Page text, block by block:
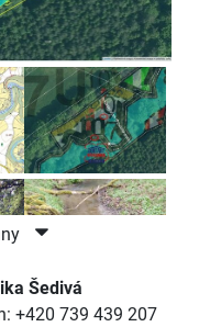
Šedivá
+420 739 439 207